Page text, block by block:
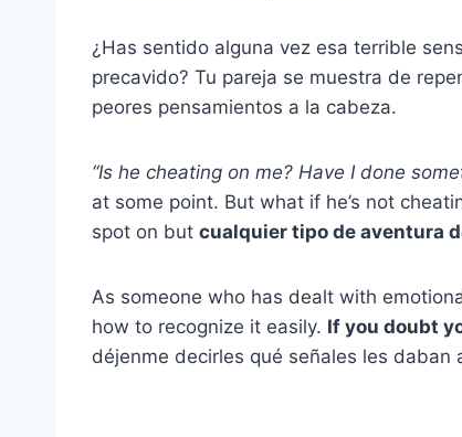
¿Has sentido alguna vez esa terrible
precavido? Tu pareja se muestra de
peores pensamientos a la cabeza.
“Is he cheating on me? Have I done
at some point. But what if he’s not
spot on but cualquier tipo de aventura
As someone who has dealt with
how to recognize it easily. If you doubt
déjenme decirles qué señales les daban